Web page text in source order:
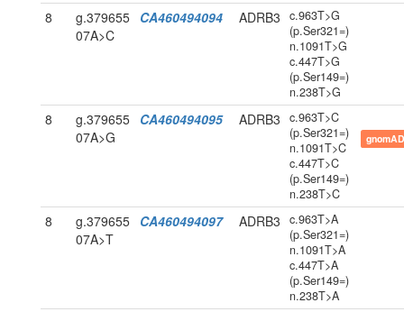
8
g.379655
07A>C
CA460494094 ADRB3
c.963T>G
(p.Ser321=)
n.1091T>G
c.447T>G
(p.Ser149=)
n.238T>G
8
g.379655
07A>G
CA460494095 ADRB3
c.963T>C
(p.Ser321=)
n.1091T>C
c.447T>C
(p.Ser149=)
n.238T>C
8
g.379655
07A>T
CA460494097 ADRB3
c.963T>A
(p.Ser321=)
n.1091T>A
c.447T>A
(p.Ser149=)
n.238T>A